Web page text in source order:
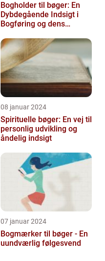
Bogholder til bøger: En
Dybdegående Indsigt i
Bogføring og dens
08 januar 2024
Spirituelle bøger: En vej til
personlig udvikling og
åndelig indsigt
07 januar 2024
Bogmærker til bøger - En
uundværlig følgesvend